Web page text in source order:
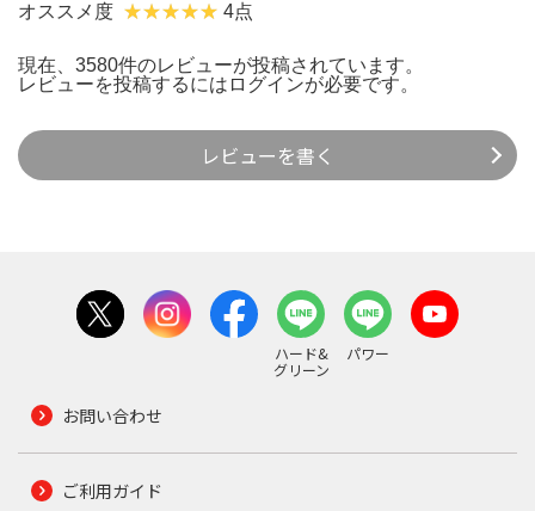
オススメ度 4点
現在、3580件のレビューが投稿されています。
レビューを投稿するには ログインが必要です。
レビューを書く
ハード&
グリーン
パワー
お問い合わせ
ご利用ガイド